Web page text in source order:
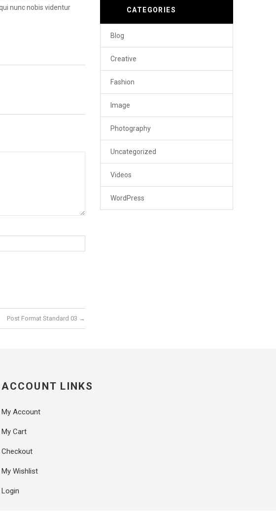
nunc nobis videntur
Post Format Standard 03 →
CATEGORIES
Blog
Creative
Fashion
Image
Photography
Uncategorized
Videos
WordPress
ACCOUNT LINKS
My Account
My Cart
Checkout
My Wishlist
Login